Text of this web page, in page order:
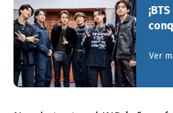
Ver